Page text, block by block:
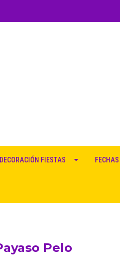
DECORACIÓN FIESTAS
Pelo